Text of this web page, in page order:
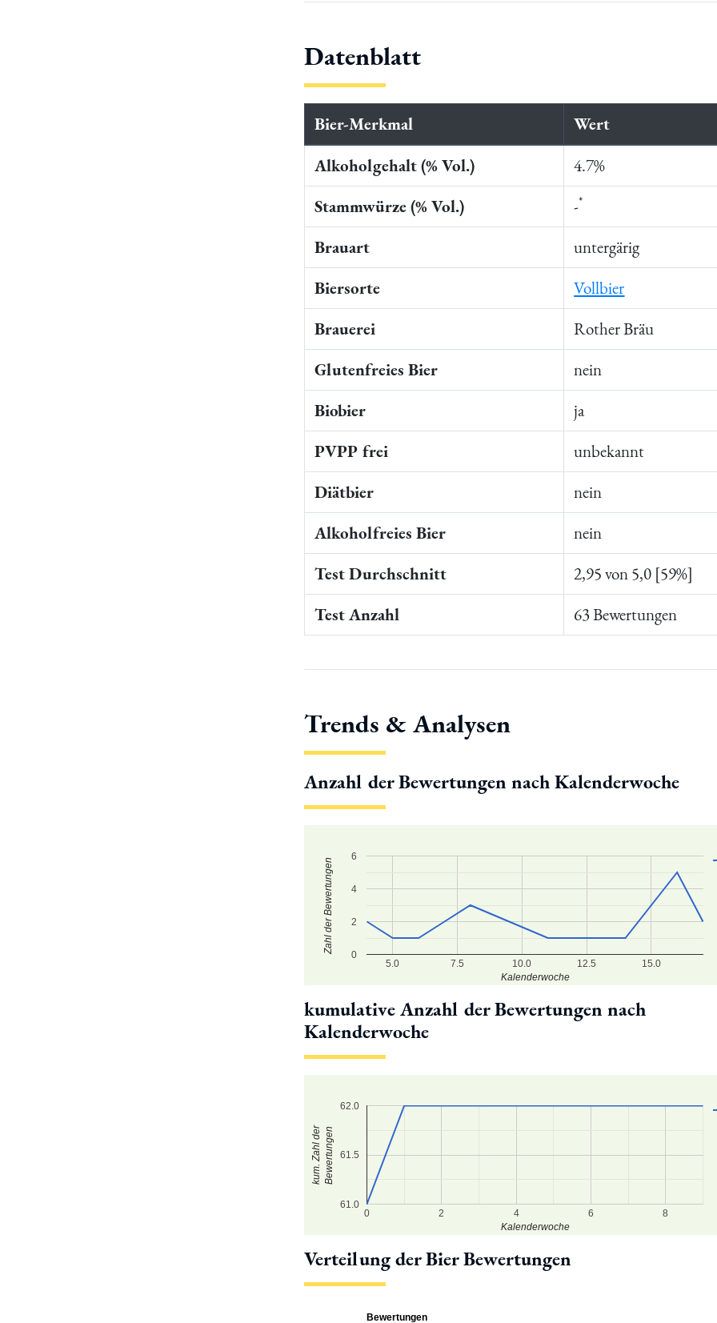
Datenblatt
Bier-Merkmal
Wert
Alkoholgehalt (% Vol.)
4.7%
Stammwürze (% Vol.)
-*
Brauart
untergärig
Biersorte
Vollbier
Brauerei
Rother Bräu
Glutenfreies Bier
nein
Biobier
ja
PVPP frei
unbekannt
Diätbier
nein
Alkoholfreies Bier
nein
Test Durchschnitt
2,95 von 5,0 [59%]
Test Anzahl
63 Bewertungen
Trends & Analysen
Anzahl der Bewertungen nach Kalenderwoche
5.0 7.5 10.0 12.5 15.0
0
2
4
6
Kalenderwoche
Zahl der Bewertungen
kumulative Anzahl der Bewertungen nach
Kalenderwoche
0 2 4 6 8
61.0
61.5
62.0
Kalenderwoche
kum. Zahl derBewertungen
Verteilung der Bier Bewertungen
Bewertungen